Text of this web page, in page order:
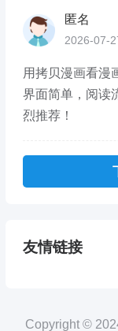
匿名
2026-07-
用拷贝漫画看漫
界面简单，阅读
烈推荐！
友情链接
Copyright ©